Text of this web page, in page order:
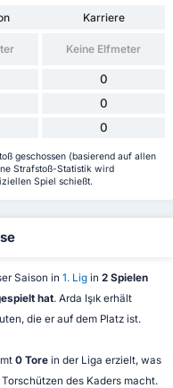
Karriere
Keine Elfmeter
0
0
0
geschossen (basierend auf allen
Strafstoß-Statistik wird
Spiel schießt.
Saison in 1. Ligin 2 Spielen
hat. Arda Işık erhält
die er auf dem Platz ist.
0 Torein der Liga erzielt, was
des Kaders macht.